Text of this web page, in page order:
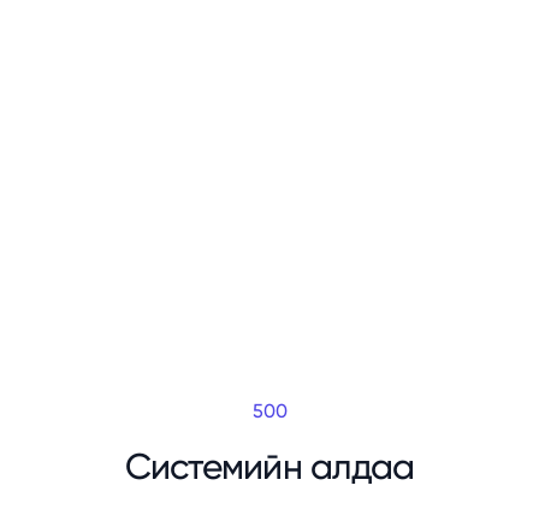
500
Системийн алдаа